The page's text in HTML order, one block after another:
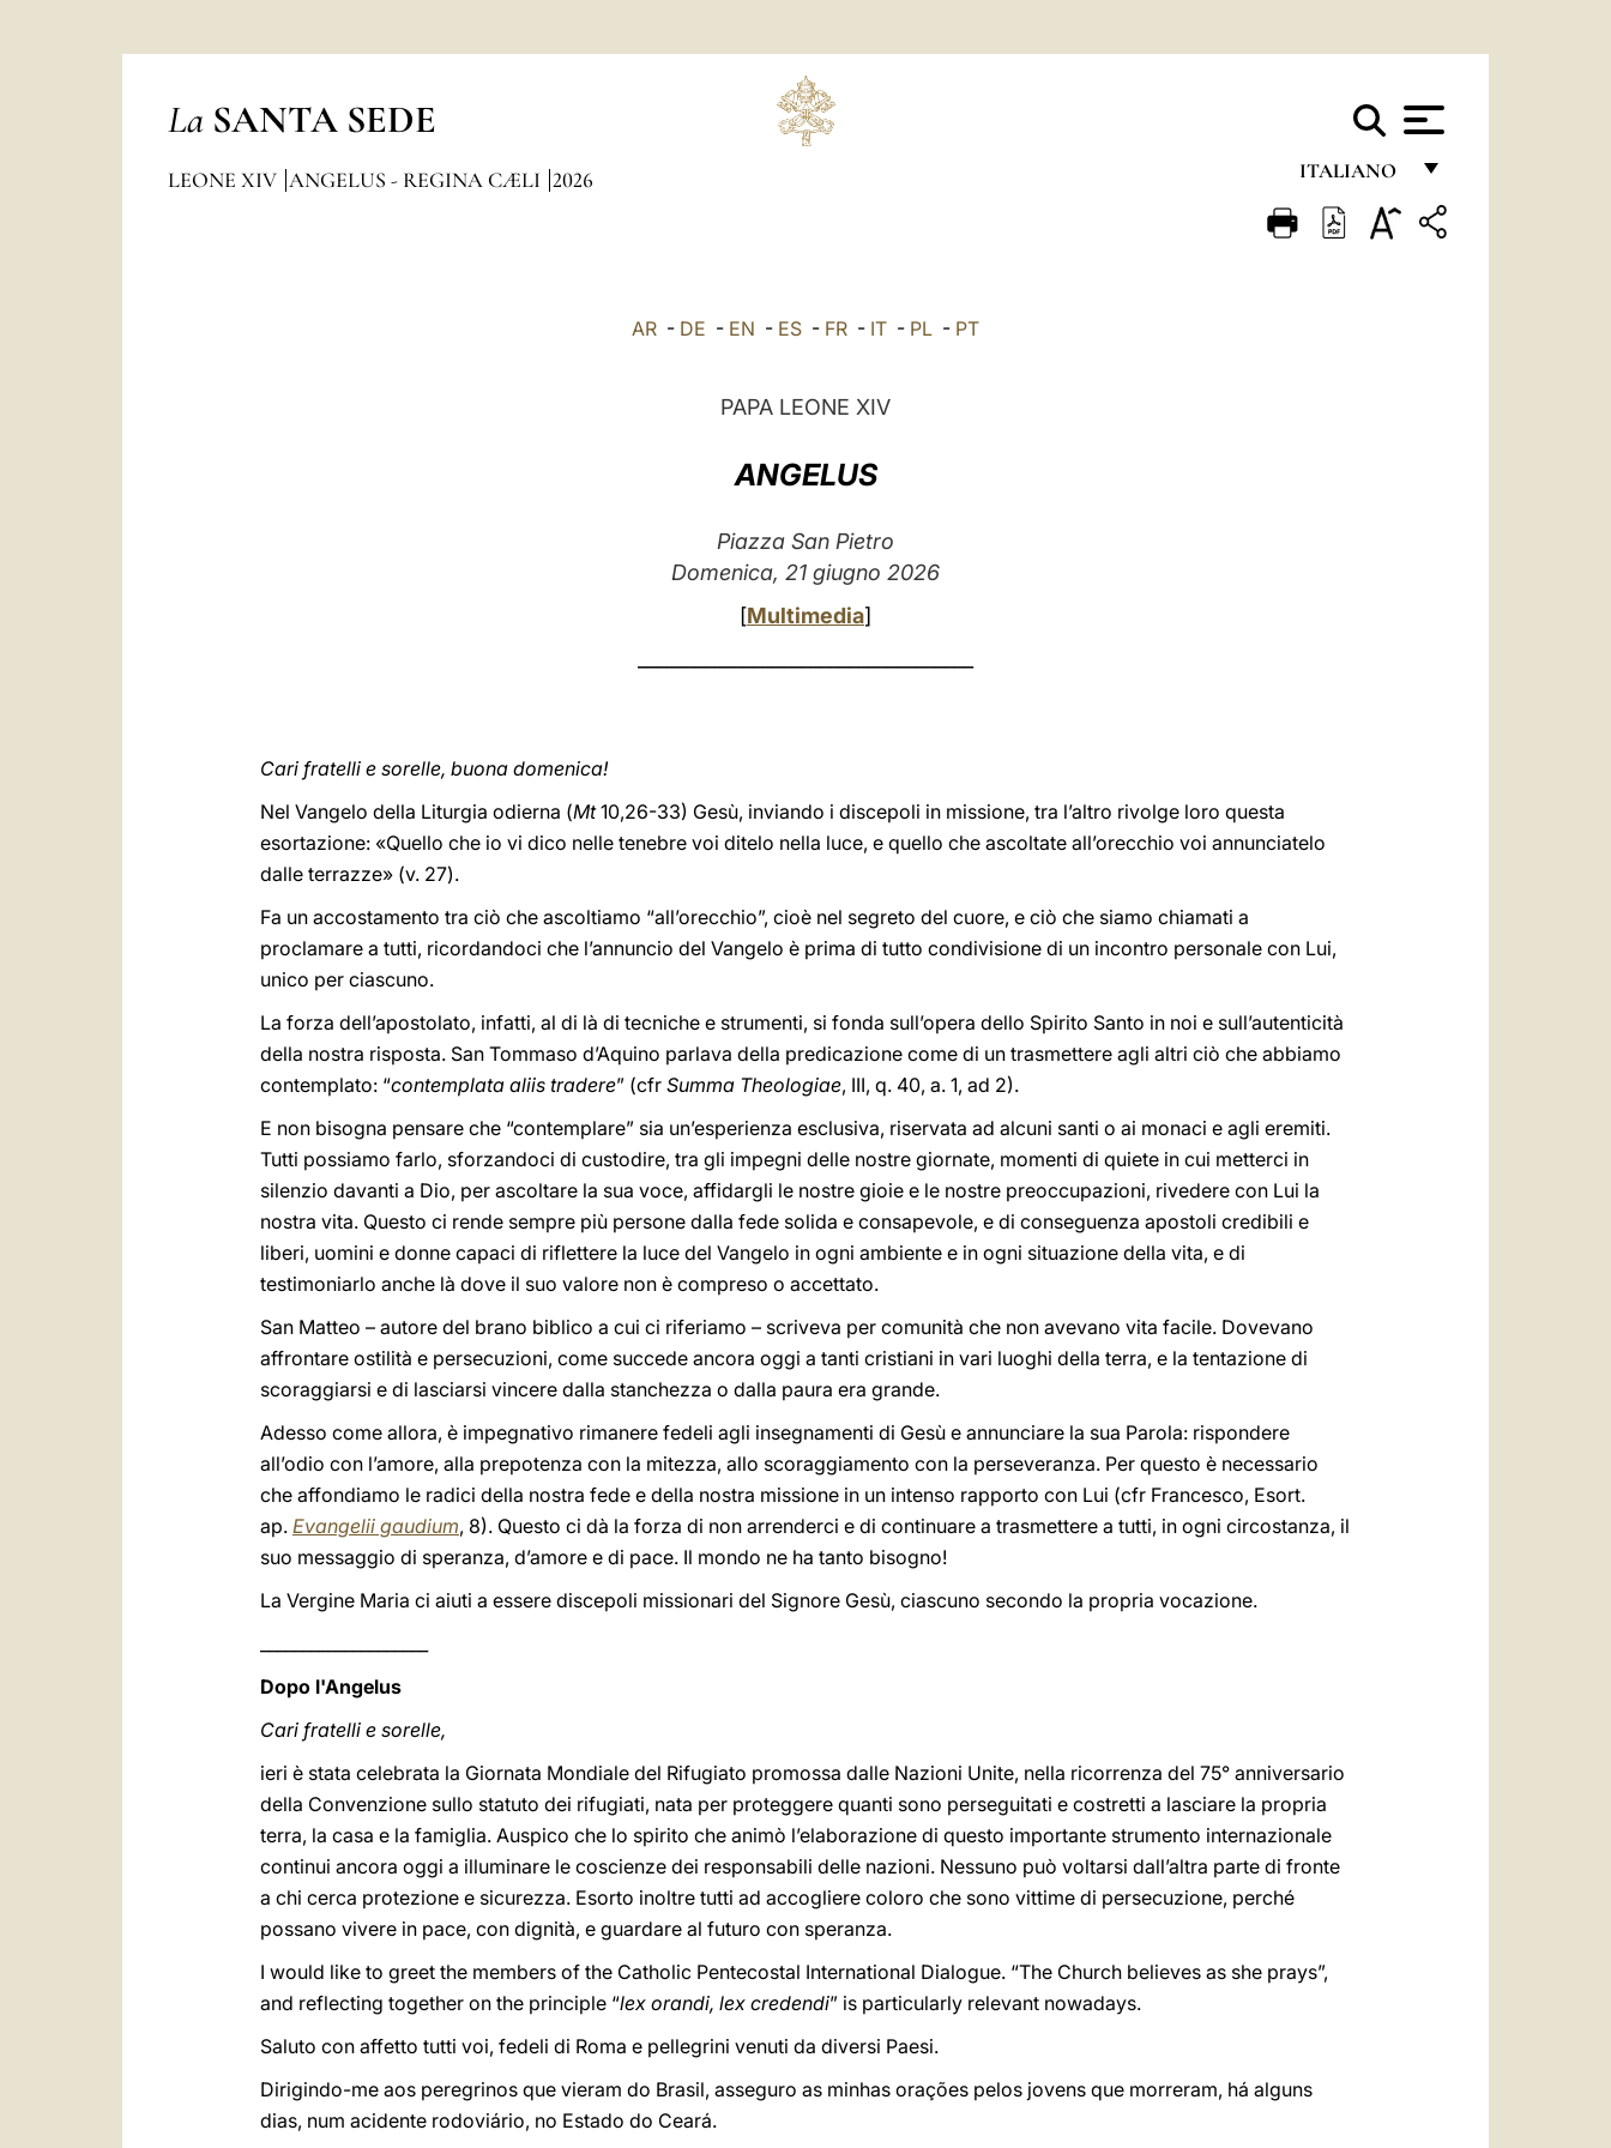
La SANTA SEDE
ITALIANO
FRANÇAIS
LEONE XIV ANGELUS - REGINA CÆLI 2026
AR - DE - EN - ES - FR - IT - PL - PT
PAPA LEONE XIV
ANGELUS
Piazza San Pietro
Domenica, 21 giugno 2026
[Multimedia]
Cari fratelli e sorelle, buona domenica!
Nel Vangelo della Liturgia odierna (Mt10,26-33) Gesù, inviando i discepoli in missione, tra l’altro rivolge loro questa
esortazione: «Quello che io vi dico nelle tenebre voi ditelo nella luce, e quello che ascoltate all’orecchio voi annunciatelo
dalle terrazze» (v. 27).
Fa un accostamento tra ciò che ascoltiamo “all’orecchio”, cioè nel segreto del cuore, e ciò che siamo chiamati a
proclamare a tutti, ricordandoci che l’annuncio del Vangelo è prima di tutto condivisione di un incontro personale con Lui,
unico per ciascuno.
La forza dell’apostolato, infatti, al di là di tecniche e strumenti, si fonda sull’opera dello Spirito Santo in noi e sull’autenticità
della nostra risposta. San Tommaso d’Aquino parlava della predicazione come di un trasmettere agli altri ciò che abbiamo
contemplato: “contemplata aliis tradere” (cfr Summa Theologiae, III, q. 40, a. 1, ad 2).
E non bisogna pensare che “contemplare” sia un’esperienza esclusiva, riservata ad alcuni santi o ai monaci e agli eremiti.
Tutti possiamo farlo, sforzandoci di custodire, tra gli impegni delle nostre giornate, momenti di quiete in cui metterci in
silenzio davanti a Dio, per ascoltare la sua voce, affidargli le nostre gioie e le nostre preoccupazioni, rivedere con Lui la
nostra vita. Questo ci rende sempre più persone dalla fede solida e consapevole, e di conseguenza apostoli credibili e
liberi, uomini e donne capaci di riflettere la luce del Vangelo in ogni ambiente e in ogni situazione della vita, e di
testimoniarlo anche là dove il suo valore non è compreso o accettato.
San Matteo – autore del brano biblico a cui ci riferiamo – scriveva per comunità che non avevano vita facile. Dovevano
affrontare ostilità e persecuzioni, come succede ancora oggi a tanti cristiani in vari luoghi della terra, e la tentazione di
scoraggiarsi e di lasciarsi vincere dalla stanchezza o dalla paura era grande.
Adesso come allora, è impegnativo rimanere fedeli agli insegnamenti di Gesù e annunciare la sua Parola: rispondere
all’odio con l’amore, alla prepotenza con la mitezza, allo scoraggiamento con la perseveranza. Per questo è necessario
che affondiamo le radici della nostra fede e della nostra missione in un intenso rapporto con Lui (cfr Francesco, Esort.
ap. Evangelii gaudium, 8). Questo ci dà la forza di non arrenderci e di continuare a trasmettere a tutti, in ogni circostanza, il
suo messaggio di speranza, d’amore e di pace. Il mondo ne ha tanto bisogno!
La Vergine Maria ci aiuti a essere discepoli missionari del Signore Gesù, ciascuno secondo la propria vocazione.
Dopo l'Angelus
Cari fratelli e sorelle,
ieri è stata celebrata la Giornata Mondiale del Rifugiato promossa dalle Nazioni Unite, nella ricorrenza del 75° anniversario
della Convenzione sullo statuto dei rifugiati, nata per proteggere quanti sono perseguitati e costretti a lasciare la propria
terra, la casa e la famiglia. Auspico che lo spirito che animò l’elaborazione di questo importante strumento internazionale
continui ancora oggi a illuminare le coscienze dei responsabili delle nazioni. Nessuno può voltarsi dall’altra parte di fronte
a chi cerca protezione e sicurezza. Esorto inoltre tutti ad accogliere coloro che sono vittime di persecuzione, perché
possano vivere in pace, con dignità, e guardare al futuro con speranza.
I would like to greet the members of the Catholic Pentecostal International Dialogue. “The Church believes as she prays”,
and reflecting together on the principle “lex orandi, lex credendi” is particularly relevant nowadays.
Saluto con affetto tutti voi, fedeli di Roma e pellegrini venuti da diversi Paesi.
Dirigindo-me aos peregrinos que vieram do Brasil, asseguro as minhas orações pelos jovens que morreram, há alguns
dias, num acidente rodoviário, no Estado do Ceará.